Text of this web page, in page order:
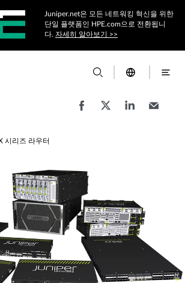
Juniper.net은 모든 네트워킹 혁신을 위한
단일 플랫폼인 HPE.com으로 전환됩니
다. 자세히 알아보기 >>
시리즈 라우터